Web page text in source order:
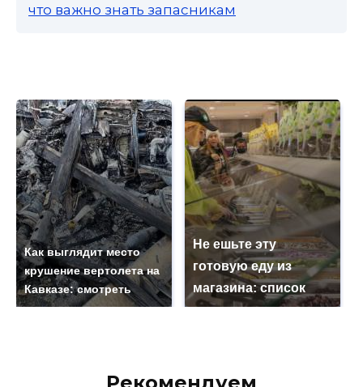
что важно знать запасникам
Как выглядит место
крушение вертолета на
Кавказе: смотреть
Не ешьте эту
готовую еду из
магазина: список
Рекомендуем